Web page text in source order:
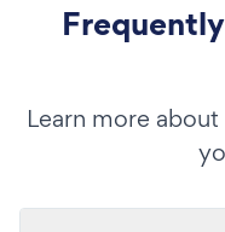
Learn more